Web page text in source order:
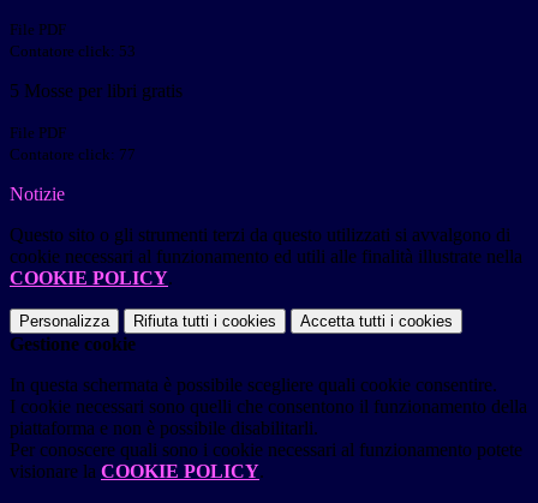
File PDF
Contatore click: 53
5 Mosse per libri gratis
File PDF
Contatore click: 77
Notizie
Questo sito o gli strumenti terzi da questo utilizzati si avvalgono di
cookie necessari al funzionamento ed utili alle finalità illustrate nella
COOKIE POLICY.
Personalizza Rifiuta tutti i cookies Accetta tutti i cookies
Gestione cookie
In questa schermata è possibile scegliere quali cookie consentire.
I cookie necessari sono quelli che consentono il funzionamento della
piattaforma e non è possibile disabilitarli.
Per conoscere quali sono i cookie necessari al funzionamento potete
visionare la COOKIE POLICY.